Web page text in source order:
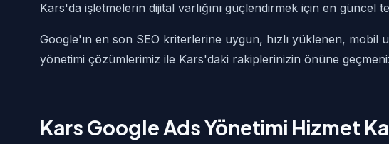
Kars'da işletmelerin dijital varlığını güçlendirmek için en güncel
Google'ın en son SEO kriterlerine uygun, hızlı yüklenen, mobil
yönetimi çözümlerimiz ile Kars'daki rakiplerinizin önüne
Kars Google Ads Yönetimi Hizmet